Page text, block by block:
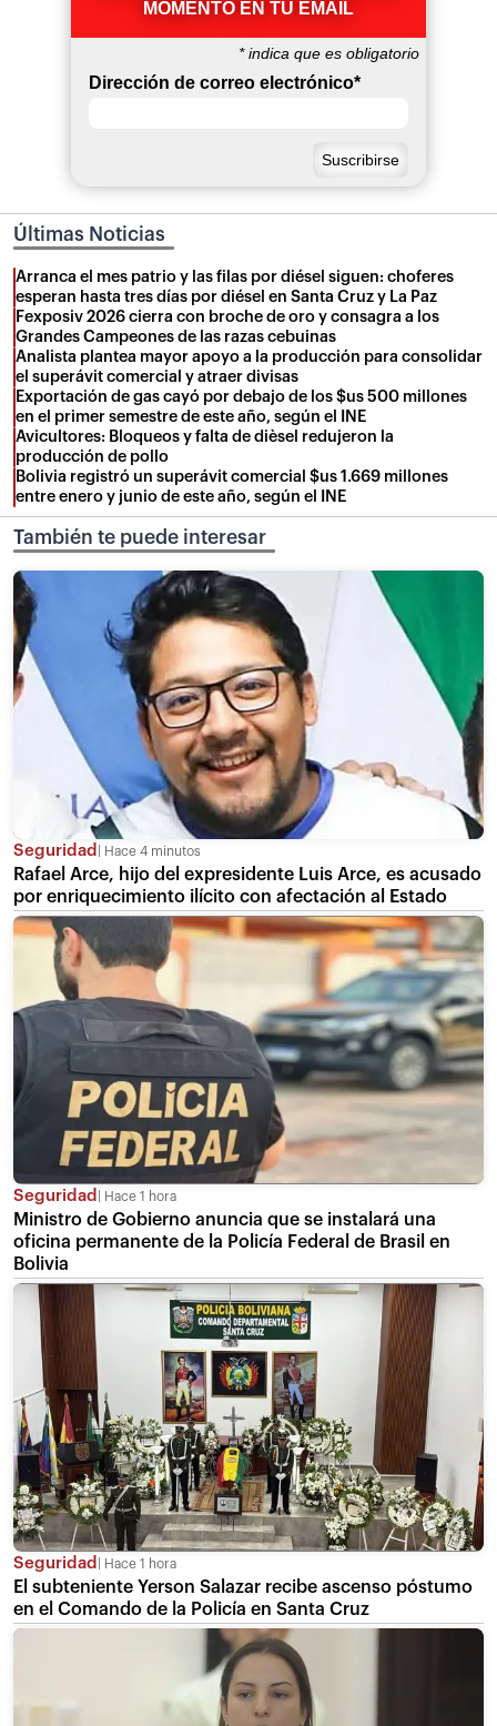
MOMENTO EN TU EMAIL
*indica que es obligatorio
Dirección de correo electrónico*
Últimas Noticias
Arranca el mes patrio y las filas por diésel siguen: choferes
esperan hasta tres días por diésel en Santa Cruz y La Paz
Fexposiv 2026 cierra con broche de oro y consagra a los
Grandes Campeones de las razas cebuinas
Analista plantea mayor apoyo a la producción para consolidar
el superávit comercial y atraer divisas
Exportación de gas cayó por debajo de los $us 500 millones
en el primer semestre de este año, según el INE
Avicultores: Bloqueos y falta de dièsel redujeron la
producción de pollo
Bolivia registró un superávit comercial $us 1.669 millones
entre enero y junio de este año, según el INE
También te puede interesar
Seguridad Hace 4 minutos
Rafael Arce, hijo del expresidente Luis Arce, es acusado
por enriquecimiento ilícito con afectación al Estado
Seguridad Hace 1 hora
Ministro de Gobierno anuncia que se instalará una
oficina permanente de la Policía Federal de Brasil en
Bolivia
Seguridad Hace 1 hora
El subteniente Yerson Salazar recibe ascenso póstumo
en el Comando de la Policía en Santa Cruz